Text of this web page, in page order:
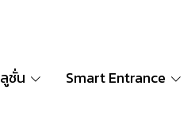
ชั่น Smart Entrance